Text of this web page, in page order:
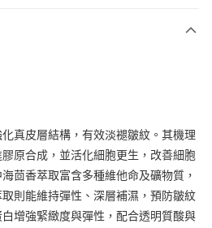
真皮層結構，有效淡褪皺紋。其機理
原合成，並活化細胞更生，改善細胞
茴香萃取富含多種維他命及礦物質，
則能維持彈性、深層補濕，預防皺紋
增強緊緻度與彈性，配合透明質酸與